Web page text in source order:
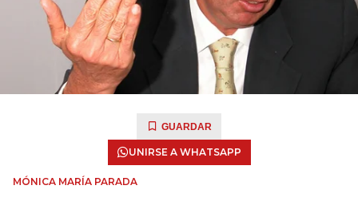
GUARDAR
UNIRSE A WHATSAPP
MÓNICA MARÍA PARADA